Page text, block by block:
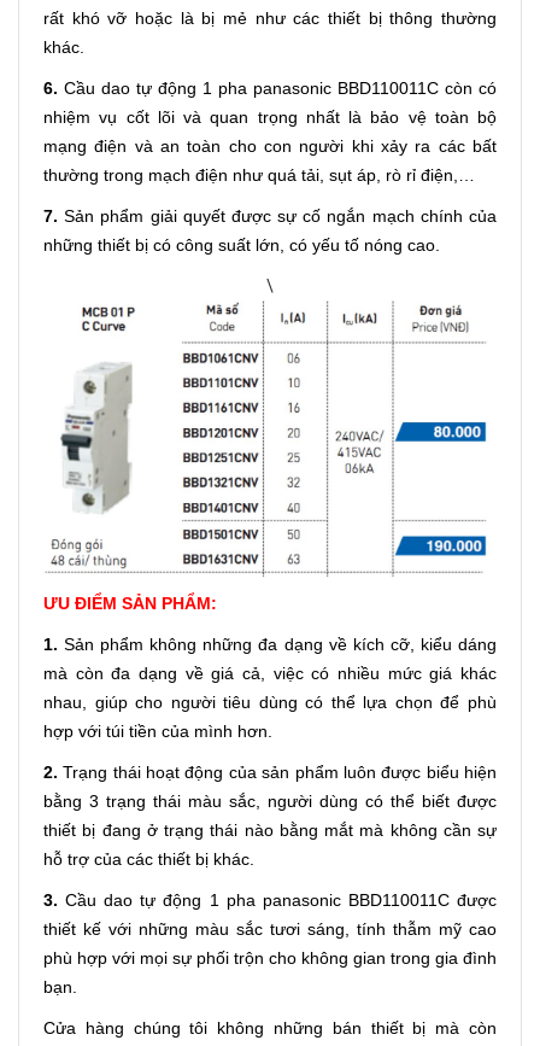
rất khó vỡ hoặc là bị mẻ như các thiết bị thông thường
khác.
6. Cầu dao tự động 1 pha panasonic BBD110011C còn có
nhiệm vụ cốt lõi và quan trọng nhất là bảo vệ toàn bộ
mạng điện và an toàn cho con người khi xảy ra các bất
thường trong mạch điện như quá tải, sụt áp, rò rỉ điện,…
7. Sản phẩm giải quyết được sự cố ngắn mạch chính của
những thiết bị có công suất lớn, có yếu tố nóng cao.
\
ƯU ĐIỂM SẢN PHẨM:
1. Sản phẩm không những đa dạng về kích cỡ, kiểu dáng
mà còn đa dạng về giá cả, việc có nhiều mức giá khác
nhau, giúp cho người tiêu dùng có thể lựa chọn để phù
hợp với túi tiền của mình hơn.
2. Trạng thái hoạt động của sản phẩm luôn được biểu hiện
bằng 3 trạng thái màu sắc, người dùng có thể biết được
thiết bị đang ở trạng thái nào bằng mắt mà không cần sự
hỗ trợ của các thiết bị khác.
3. Cầu dao tự động 1 pha panasonic BBD110011C được
thiết kế với những màu sắc tươi sáng, tính thẫm mỹ cao
phù hợp với mọi sự phối trộn cho không gian trong gia đình
bạn.
Cửa hàng chúng tôi không những bán thiết bị mà còn